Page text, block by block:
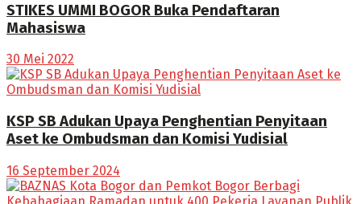
STIKES UMMI BOGOR Buka Pendaftaran
Mahasiswa
30 Mei 2022
KSP SB Adukan Upaya Penghentian Penyitaan
Aset ke Ombudsman dan Komisi Yudisial
16 September 2024